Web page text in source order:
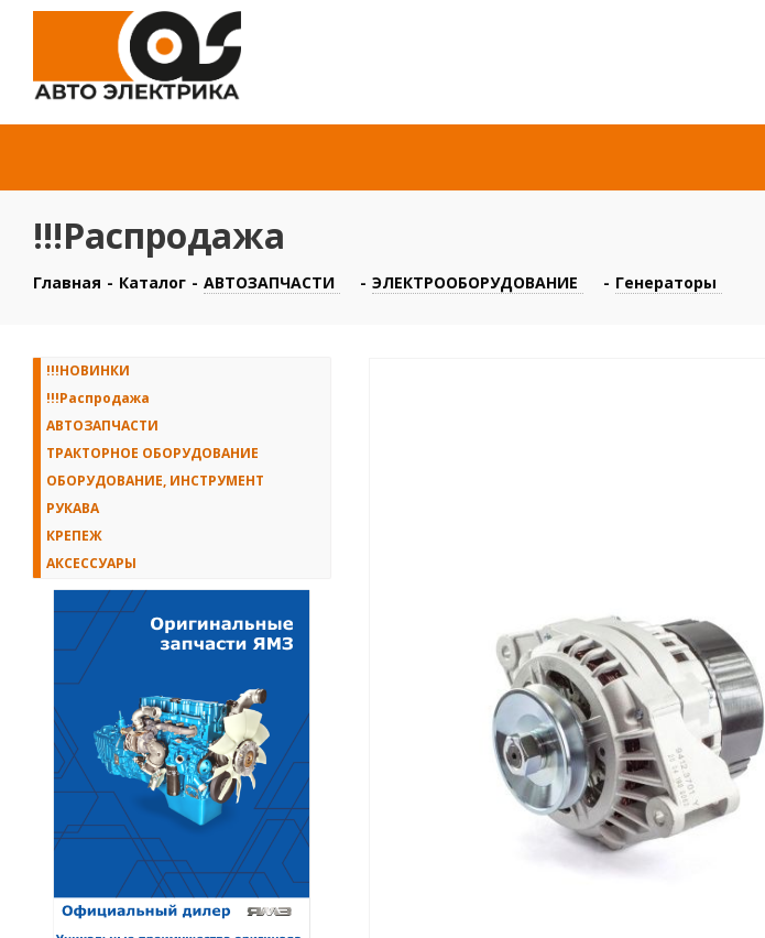
!!!Распродажа
Главная - Каталог - АВТОЗАПЧАСТИ - ЭЛЕКТРООБОРУДОВАНИЕ - Генераторы
!!!НОВИНКИ
!!!Распродажа
АВТОЗАПЧАСТИ
ТРАКТОРНОЕ ОБОРУДОВАНИЕ
ОБОРУДОВАНИЕ, ИНСТРУМЕНТ
РУКАВА
КРЕПЕЖ
АКСЕССУАРЫ